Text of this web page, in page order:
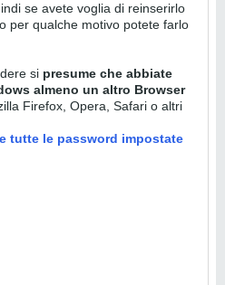
se avete voglia di reinserirlo
per qualche motivo potete farlo
si presume che abbiate
almeno un altro Browser
Firefox, Opera, Safari o altri
tutte le password impostate